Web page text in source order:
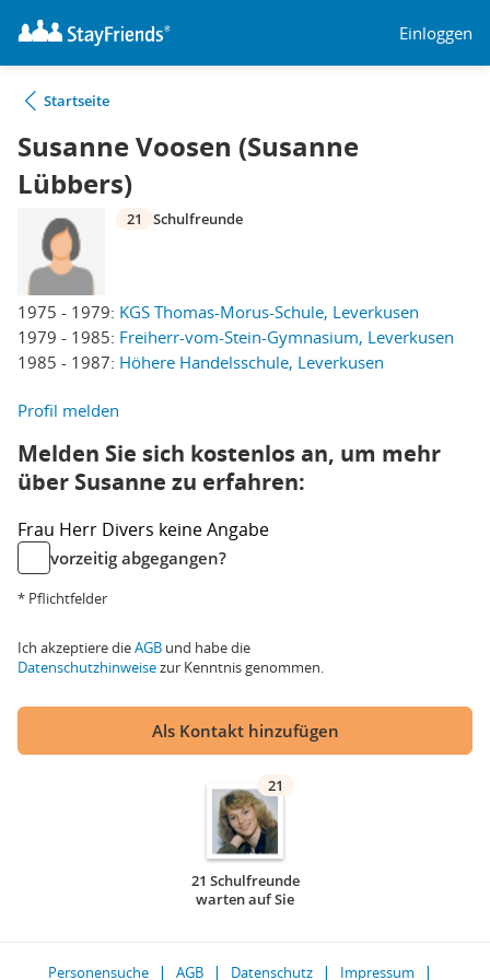
Einloggen
Startseite
Susanne Voosen (Susanne
Lübbers)
1975 - 1979: KGS Thomas-Morus-Schule, Leverkusen
1979 - 1985: Freiherr-vom-Stein-Gymnasium, Leverkusen
1985 - 1987: Höhere Handelsschule, Leverkusen
21 Schulfreunde
Profil melden
Melden Sie sich kostenlos an, um mehr
über Susanne zu erfahren:
Frau Herr Divers keine Angabe
vorzeitig abgegangen?
* Pflichtfelder
Ich akzeptiere dieAGB und habe die
Datenschutzhinweisezur Kenntnis genommen.
Als Kontakt hinzufügen
21
21 Schulfreunde
warten auf Sie
Personensuche AGB Datenschutz Impressum